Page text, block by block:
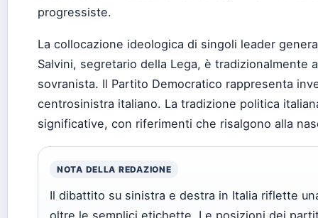
progressiste.
La collocazione ideologica di singoli leader
Salvini, segretario della Lega, è tradizionalmente
sovranista. Il Partito Democratico rappresenta
centrosinistra italiano. La tradizione politica
significative, con riferimenti che risalgono alla
NOTA DELLA REDAZIONE
Il dibattito su sinistra e destra in Italia riflette
oltre le semplici etichette. Le posizioni dei